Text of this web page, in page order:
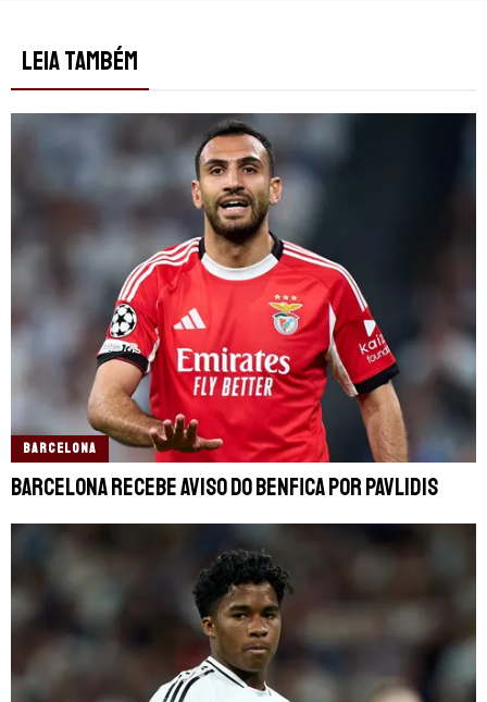
LEIA TAMBÉM
BARCELONA
Barcelona recebe aviso do Benfica por Pavlidis